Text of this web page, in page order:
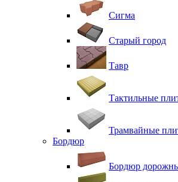
Сигма
Старый город
Тавр
Тактильные
Трамвайные
Бордюр
Бордюр